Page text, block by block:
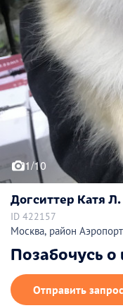
1/10
Догситтер Катя Л.
ID 422157
Москва, район Аэропорт
Позабочусь
Отправить запрос